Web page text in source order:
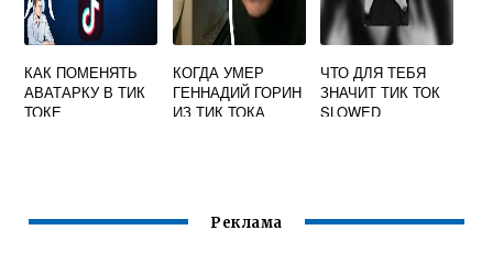
КАК ПОМЕНЯТЬ
АВАТАРКУ В ТИК
ТОКЕ
КОГДА УМЕР
ГЕННАДИЙ ГОРИН
ИЗ ТИК ТОКА
ЧТО ДЛЯ ТЕБЯ
ЗНАЧИТ ТИК ТОК
SLOWED
Реклама